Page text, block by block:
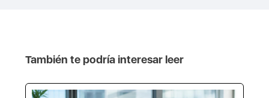
También te podría interesar leer